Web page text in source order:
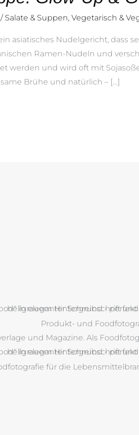
/ Salate & Suppen, Vegetarisch &
asiatisches Nudelgericht, dass
Ramen-Nudeln und
werden und wird oft mit
Brühe und natürlich – […]
Produkt- und
und Magazine. Als
für die